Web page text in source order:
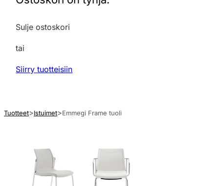
Sulje ostoskori
tai
Siirry tuotteisiin
Tuotteet Istuimet Emmegi Frame tuoli